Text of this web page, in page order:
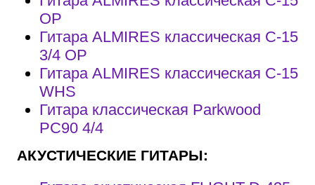
OP
Гитара ALMIRES классическая C-15
3/4 OP
Гитара ALMIRES классическая C-15
WHS
Гитара классическая Parkwood
PC90 4/4
АКУСТИЧЕСКИЕ ГИТАРЫ: